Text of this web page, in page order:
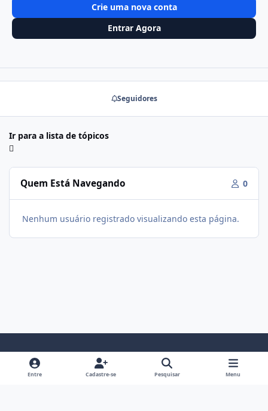
Crie uma nova conta
Entrar Agora
Seguidores
Ir para a lista de tópicos
Quem Está Navegando 0
Nenhum usuário registrado visualizando esta página.
Modo ClaroModo EscuroPreferência do Sistema
i
Entre Cadastre-se Pesquisar Menu